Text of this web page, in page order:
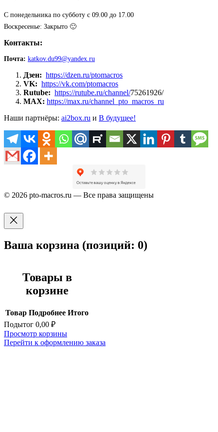
С понедельника по субботу с 09.00 до 17.00
Воскресенье: Закрыто 🙂
Контакты:
Почта: katkov.du99@yandex.ru
Дзен: https://dzen.ru/ptomacros
VK: https://vk.com/ptomacros
Rutube: https://rutube.ru/channel/75261926/
MAX: https://max.ru/channel_pto_macros_ru
Наши партнёры: ai2box.ru и В будущее!
© 2026 pto-macros.ru — Все права защищены
Ваша корзина (позиций: 0)
Товары в
корзине
Товар Подробнее Итого
Подытог 0,00 ₽
Просмотр корзины
Перейти к оформлению заказа